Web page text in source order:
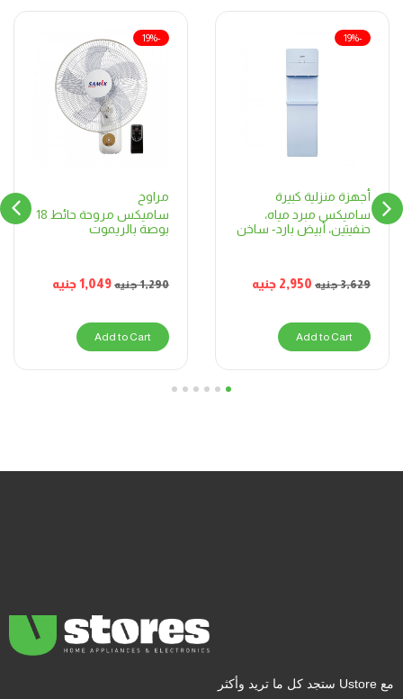
أجهزة منزلية كبيرة
ساميكس مبرد مياه،
حنفيتين، أبيض بارد- ساخن
3,629جنيه 2,950 جنيه
-19%
Add to Cart
مراوح
ساميكس مروحة حائط 18
بوصة بالريموت
1,290جنيه 1,049جنيه
-19%
Add to Cart
1
2
مع Ustore ستجد كل ما تريد وأكثر